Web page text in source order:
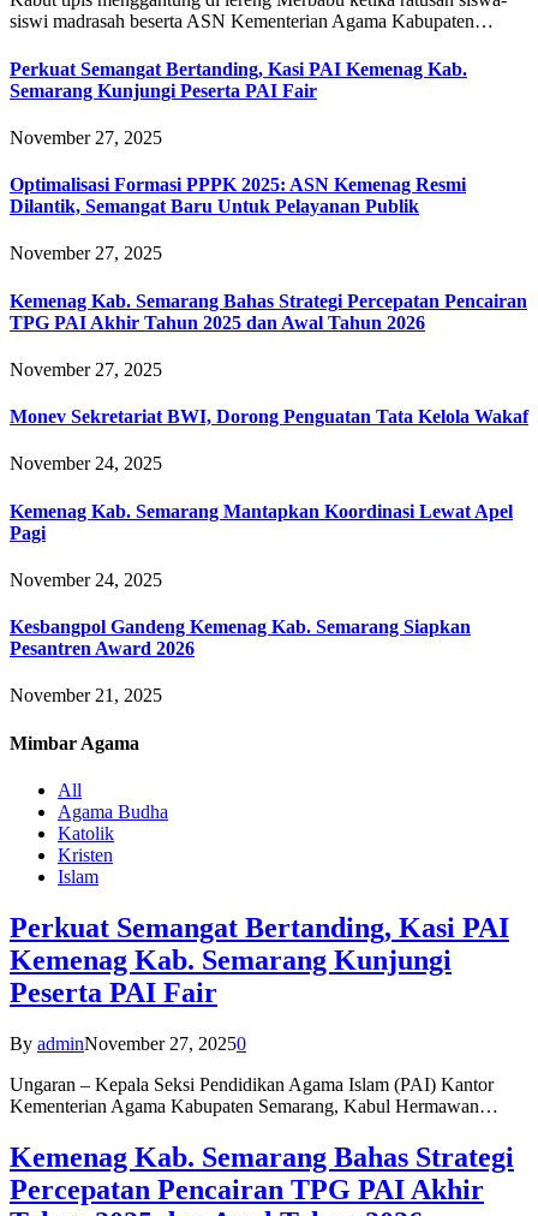
siswi madrasah beserta ASN Kementerian Agama Kabupaten…
Perkuat Semangat Bertanding, Kasi PAI Kemenag Kab.
Semarang Kunjungi Peserta PAI Fair
November 27, 2025
Optimalisasi Formasi PPPK 2025: ASN Kemenag Resmi
Dilantik, Semangat Baru Untuk Pelayanan Publik
November 27, 2025
Kemenag Kab. Semarang Bahas Strategi Percepatan Pencairan
TPG PAI Akhir Tahun 2025 dan Awal Tahun 2026
November 27, 2025
Monev Sekretariat BWI, Dorong Penguatan Tata Kelola Wakaf
November 24, 2025
Kemenag Kab. Semarang Mantapkan Koordinasi Lewat Apel
Pagi
November 24, 2025
Kesbangpol Gandeng Kemenag Kab. Semarang Siapkan
Pesantren Award 2026
November 21, 2025
Mimbar Agama
All
Agama Budha
Katolik
Kristen
Islam
Perkuat Semangat Bertanding, Kasi PAI
Kemenag Kab. Semarang Kunjungi
Peserta PAI Fair
By adminNovember 27, 20250
Ungaran – Kepala Seksi Pendidikan Agama Islam (PAI) Kantor
Kementerian Agama Kabupaten Semarang, Kabul Hermawan…
Kemenag Kab. Semarang Bahas Strategi
Percepatan Pencairan TPG PAI Akhir